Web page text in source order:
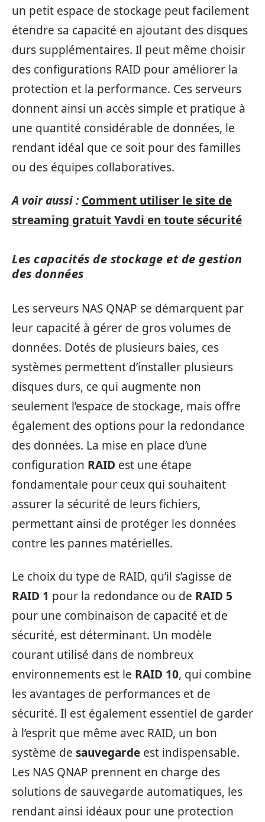
un petit espace de stockage peut facilement
étendre sa capacité en ajoutant des disques
durs supplémentaires. Il peut même choisir
des configurations RAID pour améliorer la
protection et la performance. Ces serveurs
donnent ainsi un accès simple et pratique à
une quantité considérable de données, le
rendant idéal que ce soit pour des familles
ou des équipes collaboratives.
A voir aussi : Comment utiliser le site de
streaming gratuit Yavdi en toute sécurité
Les capacités de stockage et de gestion
des données
Les serveurs NAS QNAP se démarquent par
leur capacité à gérer de gros volumes de
données. Dotés de plusieurs baies, ces
systèmes permettent d’installer plusieurs
disques durs, ce qui augmente non
seulement l’espace de stockage, mais offre
également des options pour la redondance
des données. La mise en place d’une
configuration RAID est une étape
fondamentale pour ceux qui souhaitent
assurer la sécurité de leurs fichiers,
permettant ainsi de protéger les données
contre les pannes matérielles.
Le choix du type de RAID, qu’il s’agisse de
RAID 1 pour la redondance ou de RAID 5
pour une combinaison de capacité et de
sécurité, est déterminant. Un modèle
courant utilisé dans de nombreux
environnements est le RAID 10, qui combine
les avantages de performances et de
sécurité. Il est également essentiel de garder
à l’esprit que même avec RAID, un bon
système de sauvegarde est indispensable.
Les NAS QNAP prennent en charge des
solutions de sauvegarde automatiques, les
rendant ainsi idéaux pour une protection